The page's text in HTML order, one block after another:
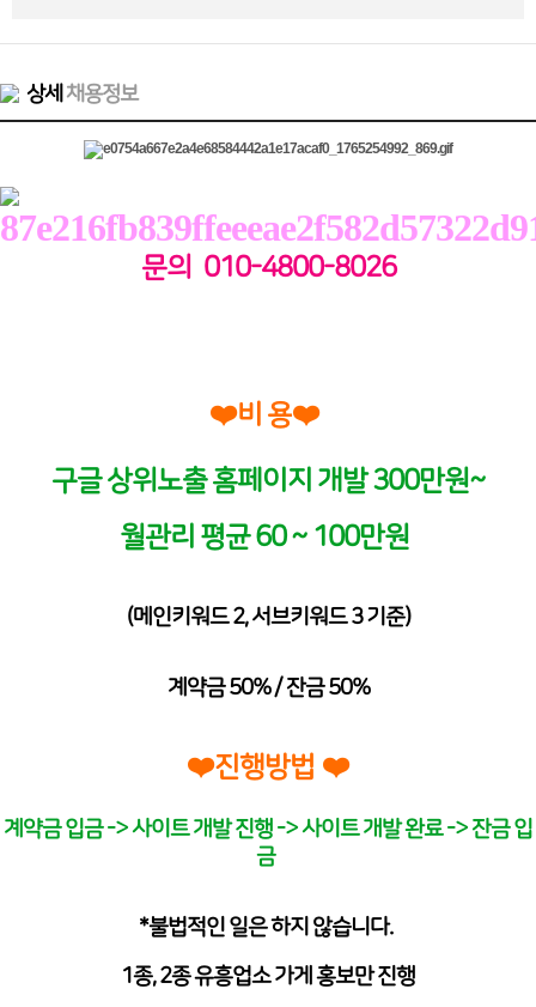
상세 채용정보
문의 010-4800-8026
❤️비 용❤️
구글 상위노출 홈페이지 개발 300만원~
월관리 평균 60 ~ 100만원
(메인키워드 2, 서브키워드 3 기준)
계약금 50% / 잔금 50%
❤️진행방법 ❤️
계약금 입금 -> 사이트 개발 진행 -> 사이트 개발 완료 -> 잔금 입
금
*불법적인 일은 하지 않습니다.
1종, 2종 유흥업소 가게 홍보만 진행